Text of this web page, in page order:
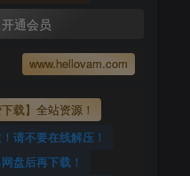
开通会员
www.hellovam.com
费下载】全站资源！
请不要在线解压！
盘后再下载！